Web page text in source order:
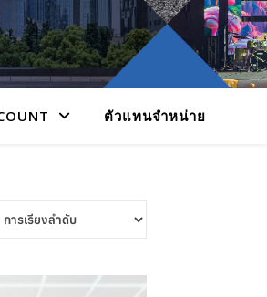
ตัวแทนจำหน่าย